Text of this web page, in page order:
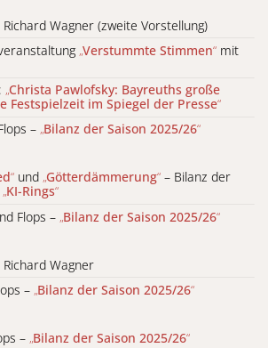
Richard Wagner (zweite Vorstellung)
„Verstummte Stimmen“ mit
„Christa Pawlofsky: Bayreuths große
Festspielzeit im Spiegel der Presse“
– „Bilanz der Saison 2025/26“
“ und „Götterdämmerung“ – Bilanz der
„KI-Rings“
Flops – „Bilanz der Saison 2025/26“
Richard Wagner
– „Bilanz der Saison 2025/26“
– „Bilanz der Saison 2025/26“